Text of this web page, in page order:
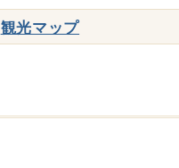
観光マップ